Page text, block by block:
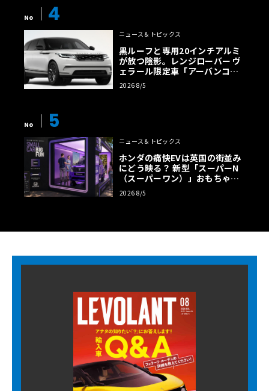
No 4
ニュース＆トピックス
黒ルーフと専用20インチアルミ
が放つ陰影。レンジローバー ヴ
ェラール限定車「アーバンコン
トラスト・エディション」登場
2026 8/5
No 5
ニュース＆トピックス
ホンダの痛快EVは英国の街並み
にどう映る？ 新型「スーパーN
（スーパーワン）」おもちゃ箱
ツアーの全貌
2026 8/5